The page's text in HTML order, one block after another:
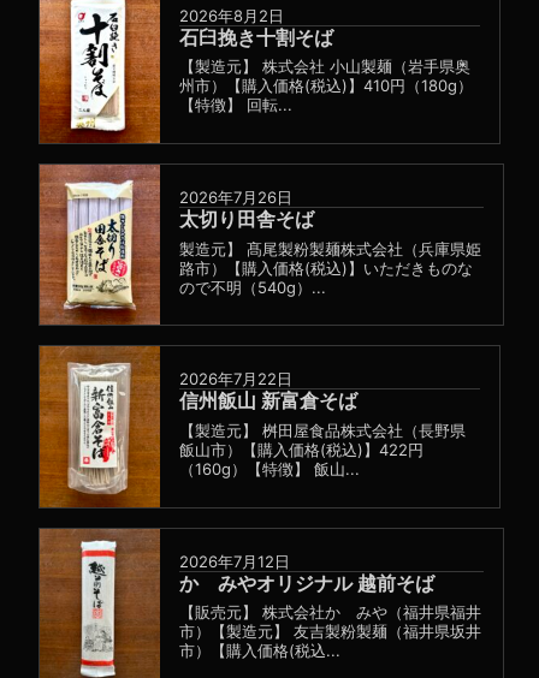
2026年8月2日
石臼挽き十割そば
【製造元】 株式会社 小山製麺（岩手県奥
州市）【購入価格(税込)】410円（180g）
【特徴】 回転...
2026年7月26日
太切り田舎そば
製造元】 髙尾製粉製麺株式会社（兵庫県姫
路市）【購入価格(税込)】いただきものな
ので不明（540g）...
2026年7月22日
信州飯山 新富倉そば
【製造元】 桝田屋食品株式会社（長野県
飯山市）【購入価格(税込)】422円
（160g）【特徴】 飯山...
2026年7月12日
かゞみやオリジナル 越前そば
【販売元】 株式会社かゞみや（福井県福井
市）【製造元】 友吉製粉製麺（福井県坂井
市）【購入価格(税込...